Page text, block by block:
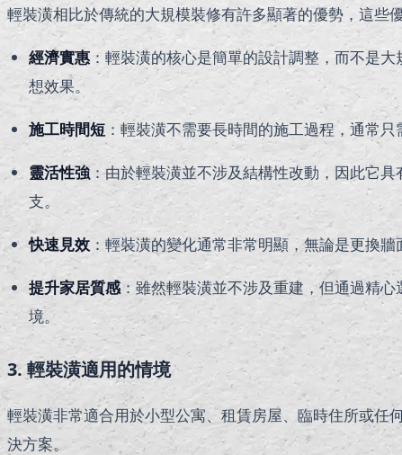
輕裝潢相比於傳統的大規模裝修有許多顯著的優勢，這些
經濟實惠 ：輕裝潢的核心是簡單的設計調整，而不是
想效果。
施工時間短 ：輕裝潢不需要長時間的施工過程，通常
靈活性強：由於輕裝潢並不涉及結構性改動，因此它
支。
快速見效 ：輕裝潢的變化通常非常明顯，無論是更換
提升家居質感：雖然輕裝潢並不涉及重建，但通過精
境。
3. 輕裝潢適用的情境
輕裝潢非常適合用於小型公寓、租賃房屋、臨時住所或
決方案。